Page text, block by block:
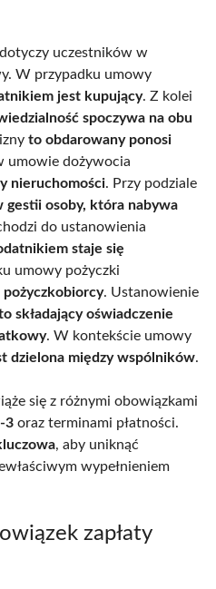
uczestników w
W przypadku umowy
jest kupujący. Z kolei
spoczywa na obu
to obdarowany ponosi
umowie dożywocia
nieruchomości. Przy podziale
gestii osoby, która nabywa
do ustanowienia
staje się
umowy pożyczki
pożyczkobiorcy. Ustanowienie
składający oświadczenie
. W kontekście umowy
dzielona między wspólników.
się z różnymi obowiązkami
3 oraz terminami płatności.
, aby uniknąć
wypełnieniem
zapłaty